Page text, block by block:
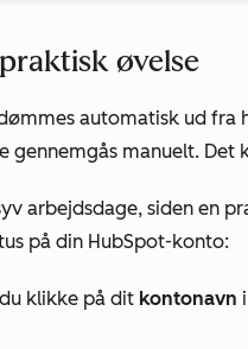
øvelse
automatisk ud fra
gennemgås manuelt. Det
arbejdsdage, siden en
på din HubSpot-konto:
klikke på dit kontonavn